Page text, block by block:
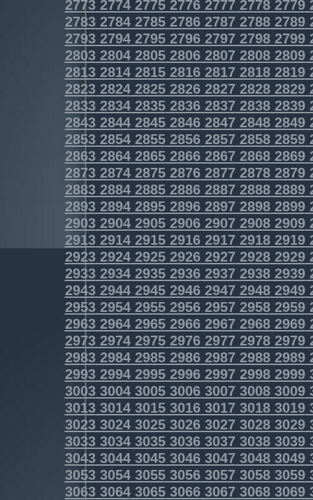
2773277427752776277727782779
2783278427852786278727882789
2793279427952796279727982799
2803280428052806280728082809
2813281428152816281728182819
2823282428252826282728282829
2833283428352836283728382839
2843284428452846284728482849
2853285428552856285728582859
2863286428652866286728682869
2873287428752876287728782879
2883288428852886288728882889
2893289428952896289728982899
2903290429052906290729082909
2913291429152916291729182919
2923292429252926292729282929
2933293429352936293729382939
2943294429452946294729482949
2953295429552956295729582959
2963296429652966296729682969
2973297429752976297729782979
2983298429852986298729882989
2993299429952996299729982999
3003300430053006300730083009
3013301430153016301730183019
3023302430253026302730283029
3033303430353036303730383039
3043304430453046304730483049
3053305430553056305730583059
3063306430653066306730683069